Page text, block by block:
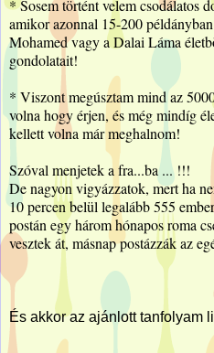
* Sosem történt velem csodálatos
amikor azonnal 15-200
Mohamed vagy a Dalai Láma
gondolatait!
* Viszont megúsztam mind az
volna hogy érjen, és még mindíg
kellett volna már meghalnom!
Szóval menjetek a fra...ba ... !!!
De nagyon vigyázzatok, mert ha
10 percen belül legalább 555
postán egy három hónapos roma
vesztek át, másnap postázzák az
És akkor az ajánlott tanfolyam